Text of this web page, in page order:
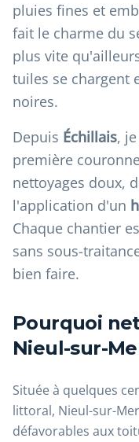
pluies fines et
fait le charme du
plus vite
tuiles se chargent
noires.
Depuis Échillais,
première
nettoyages doux,
l'application d'un
Chaque chantier
sans sous-
bien faire.
Pourquoi
Nieul-sur-
Située à quelques
littoral, Nieul-sur-
défavorables aux